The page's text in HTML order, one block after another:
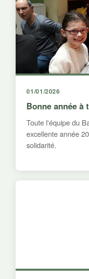
01/01/2026
Bonne année à
Toute l'équipe du
excellente année
solidarité.